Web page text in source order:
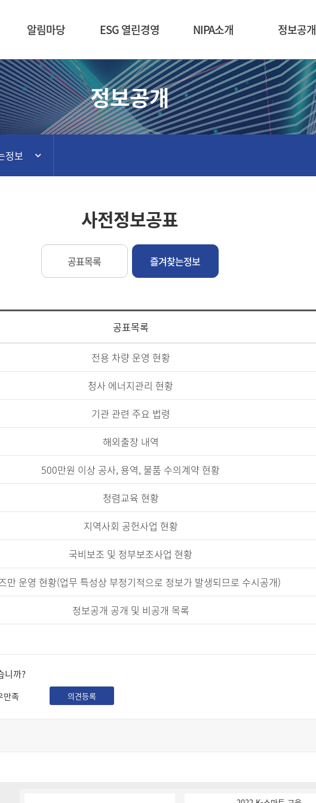
알림마당 ESG 열린경영 NIPA소개 정보공개
정보공개
정보
사전정보공표
공표목록 즐겨찾는정보
공표목록
전용 차량 운영 현황
청사 에너지관리 현황
기관 관련 주요 법령
해외출장 내역
500만원 이상 공사, 용역, 물품 수의계약 현황
청렴교육 현황
지역사회 공헌사업 현황
국비보조 및 정부보조사업 현황
만 운영 현황(업무 특성상 부정기적으로 정보가 발생되므로 수시공개)
정보공개 공개 및 비공개 목록
니까?
만족 의견등록